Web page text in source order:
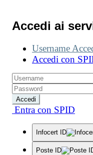
Accedi ai
Username
Accedi con
Accedi
Entra con SPID
Infocert ID
Poste ID